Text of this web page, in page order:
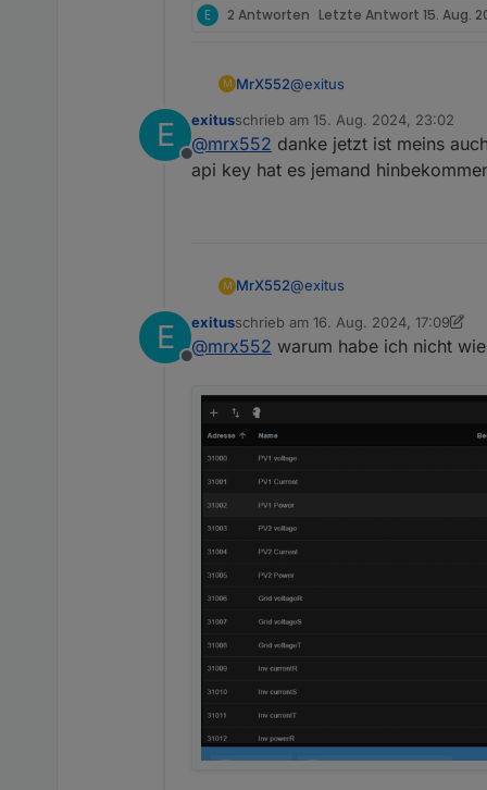
E 2 Antworten Letzte Antwort 15. Aug.
M MrX552@exitus
Moin, auf 1 und 2 müssen
String 3 kann
Südseite auf String 3.
E
Offline
exitusschrieb am 15. Aug. 2024, 23:02
zuletzt editiert von
@mrx552 danke jetzt ist meins
api key hat es jemand
M MrX552@exitus
Moin, auf 1 und 2 müssen
String 3 kann
E
Offline
exitusschrieb am 16. Aug. 2024, 17:09
zuletzt editiert von exitus
@mrx552 warum habe ich nicht